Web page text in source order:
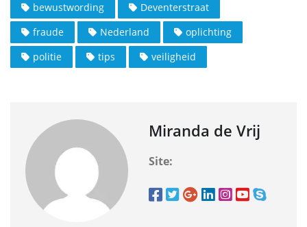
bewustwording
Deventerstraat
fraude
Nederland
oplichting
politie
tips veiligheid
Miranda de Vrij
Site: